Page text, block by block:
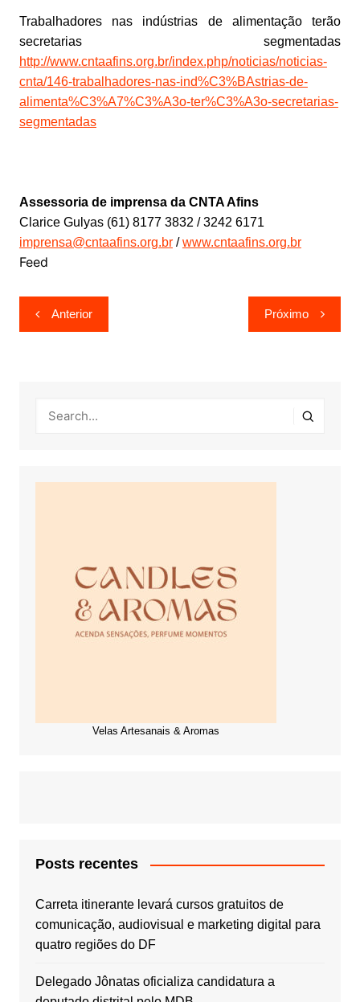
Trabalhadores nas indústrias de alimentação terão
secretarias segmentadas
http://www.cntaafins.org.br/index.php/noticias/noticias-
cnta/146-trabalhadores-nas-ind%C3%BAstrias-de-
alimenta%C3%A7%C3%A3o-ter%C3%A3o-secretarias-
segmentadas
Assessoria de imprensa da CNTA Afins
Clarice Gulyas (61) 8177 3832 / 3242 6171
imprensa@cntaafins.org.br/www.cntaafins.org.br
Feed
Navegação
de
Anterior Próximo
Velas Artesanais & Aromas
Posts recentes
Carreta itinerante levará cursos gratuitos de
comunicação, audiovisual e marketing digital para
quatro regiões do DF
Delegado Jônatas oficializa candidatura a